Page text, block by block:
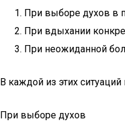
При выборе духов в
При вдыхании
При неожиданной
В каждой из этих
При выборе духов